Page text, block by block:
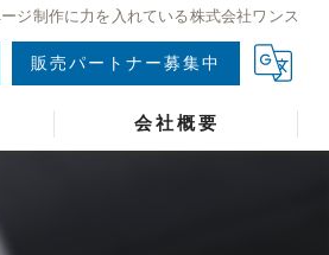
ジ制作に力を入れている株式会社ワンス
販売パートナー募集中
会社概要